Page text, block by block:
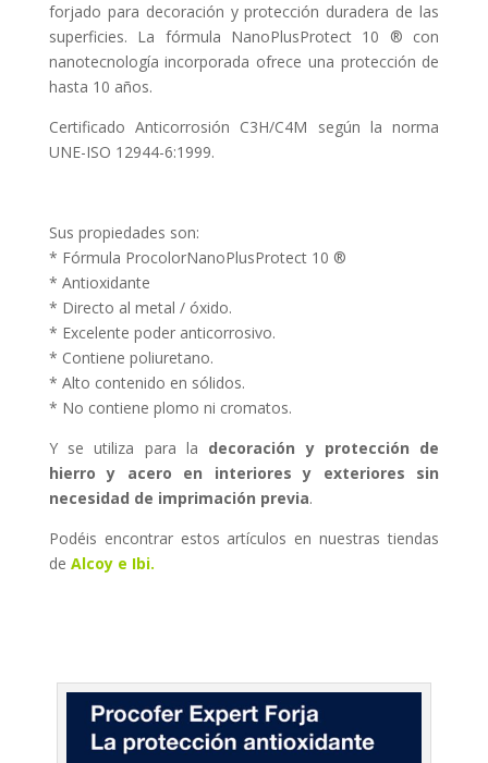
forjado para decoración y protección duradera de las
superficies. La fórmula NanoPlusProtect 10 ® con
nanotecnología incorporada ofrece una protección de
hasta 10 años.
Certificado Anticorrosión C3H/C4M según la norma
UNE-ISO 12944-6:1999.
Sus propiedades son:
* Fórmula ProcolorNanoPlusProtect 10 ®
* Antioxidante
* Directo al metal / óxido.
* Excelente poder anticorrosivo.
* Contiene poliuretano.
* Alto contenido en sólidos.
* No contiene plomo ni cromatos.
Y se utiliza para la decoración y protección de
hierro y acero en interiores y exteriores sin
necesidad de imprimación previa.
Podéis encontrar estos artículos en nuestras tiendas
de Alcoy e Ibi.